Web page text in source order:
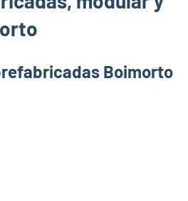
Boimorto